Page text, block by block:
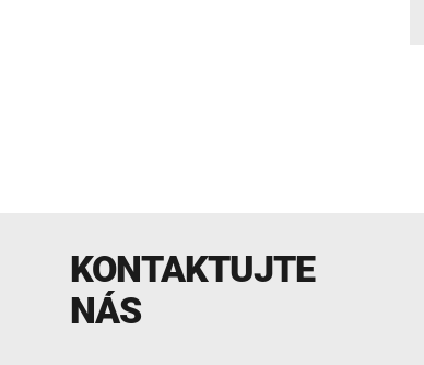
KONTAKTUJTE
NÁS